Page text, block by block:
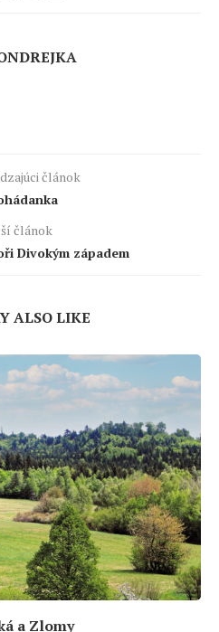
článok
článok
Divokým západem
ALSO LIKE
a Zlomy